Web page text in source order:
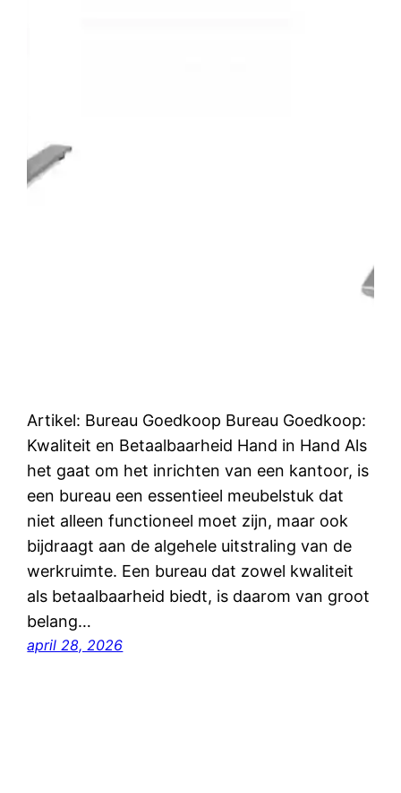
Artikel: Bureau Goedkoop Bureau Goedkoop:
Kwaliteit en Betaalbaarheid Hand in Hand Als
het gaat om het inrichten van een kantoor, is
een bureau een essentieel meubelstuk dat
niet alleen functioneel moet zijn, maar ook
bijdraagt aan de algehele uitstraling van de
werkruimte. Een bureau dat zowel kwaliteit
als betaalbaarheid biedt, is daarom van groot
belang…
april 28, 2026